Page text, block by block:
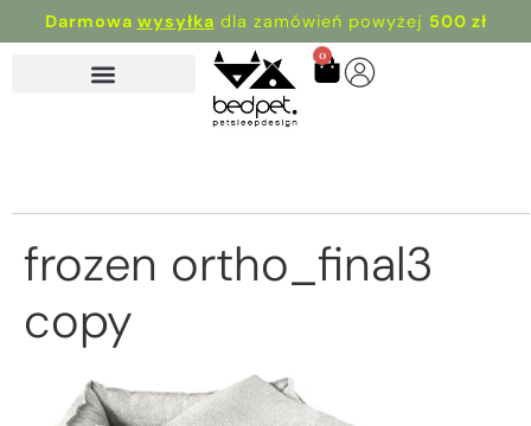
Darmowa wysyłka dla zamówień powyżej 500 zł
0
frozen ortho_final3
copy